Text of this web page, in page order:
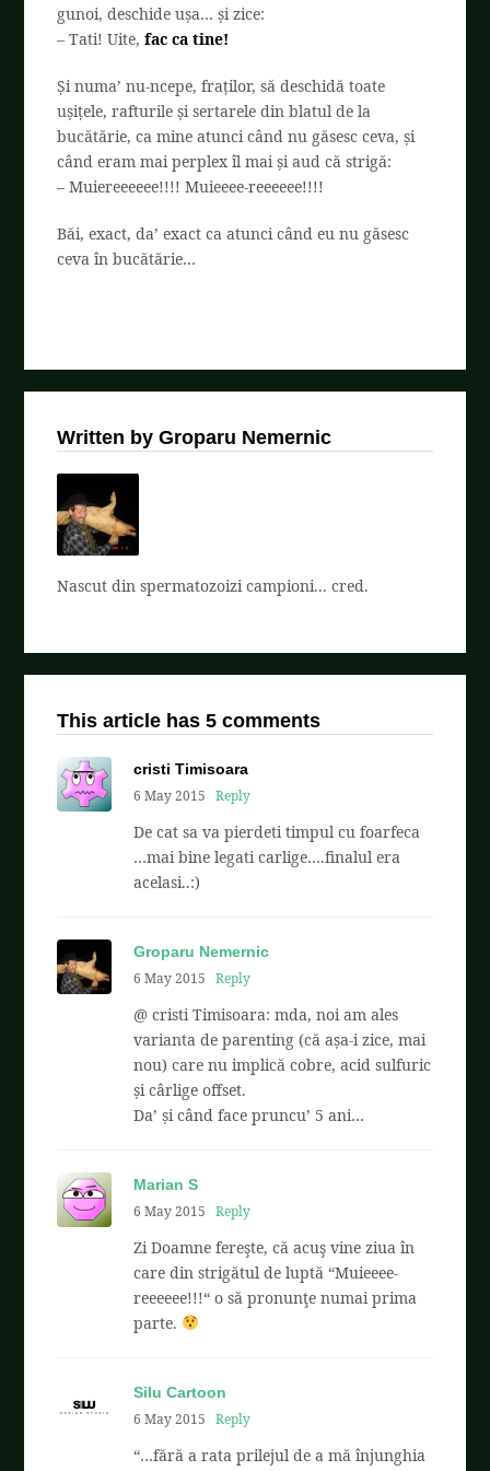
gunoi, deschide ușa… și zice:
– Tati! Uite,fac ca tine!
Și numa’ nu-ncepe, fraților, să deschidă toate
ușițele, rafturile și sertarele din blatul de la
bucătărie, ca mine atunci când nu găsesc ceva, și
când eram mai perplex îl mai și aud că strigă:
– Muiereeeeee!!!! Muieeee-reeeeee!!!!
Băi, exact, da’ exact ca atunci când eu nu găsesc
ceva în bucătărie…
Written by Groparu Nemernic
Nascut din spermatozoizi campioni... cred.
This article has 5 comments
cristi Timisoara
6 May 2015
Reply
De cat sa va pierdeti timpul cu foarfeca
…mai bine legati carlige….finalul era
acelasi..:)
Groparu Nemernic
6 May 2015
Reply
@ cristi Timisoara: mda, noi am ales
varianta de parenting (că așa-i zice, mai
nou) care nu implică cobre, acid sulfuric
și cârlige offset.
Da’ și când face pruncu’ 5 ani…
Marian S
6 May 2015
Reply
Zi Doamne fereşte, că acuş vine ziua în
care din strigătul de luptă “Muieeee-
reeeeee!!!“ o să pronunţe numai prima
parte.
Silu Cartoon
6 May 2015
Reply
“…fără a rata prilejul de a mă înjunghia